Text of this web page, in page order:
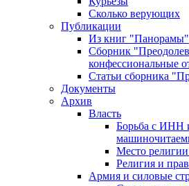
Сколько верующих
Публикации
Из книг "Панорамы"
Сборник
конфессиональные
Статьи сборника
Документы
Архив
Власть
Борьба с ИНН
Место
Религия и
Армия и силовые